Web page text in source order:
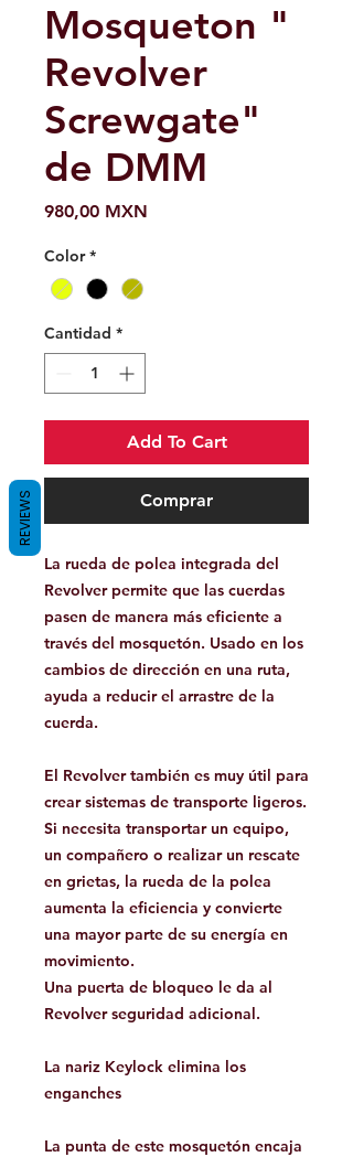
Mosqueton "
Revolver
Screwgate"
de DMM
980,00 MXN
Color *
Cantidad *
Add To Cart
Comprar
La rueda de polea integrada del
Revolver permite que las cuerdas
pasen de manera más eficiente a
través del mosquetón. Usado en los
cambios de dirección en una ruta,
ayuda a reducir el arrastre de la
cuerda.
El Revolver también es muy útil para
crear sistemas de transporte ligeros.
Si necesita transportar un equipo,
un compañero o realizar un rescate
en grietas, la rueda de la polea
aumenta la eficiencia y convierte
una mayor parte de su energía en
movimiento.
Una puerta de bloqueo le da al
Revolver seguridad adicional.
La nariz Keylock elimina los
enganches
La punta de este mosquetón encaja
REVIEWS